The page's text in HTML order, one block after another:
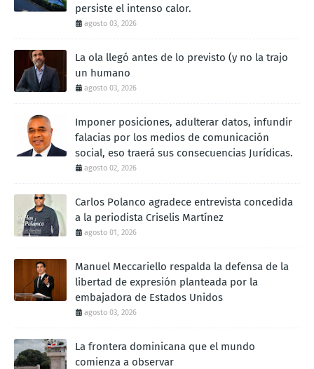
persiste el intenso calor.
agosto 03, 2026
La ola llegó antes de lo previsto (y no la trajo
un humano
agosto 03, 2026
Imponer posiciones, adulterar datos, infundir
falacias por los medios de comunicación
social, eso traerá sus consecuencias Jurídicas.
agosto 02, 2026
Carlos Polanco agradece entrevista concedida
a la periodista Criselis Martínez
agosto 01, 2026
Manuel Meccariello respalda la defensa de la
libertad de expresión planteada por la
embajadora de Estados Unidos
agosto 03, 2026
La frontera dominicana que el mundo
comienza a observar